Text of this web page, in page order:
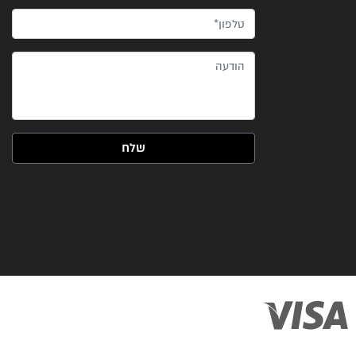
טלפון*
הודעה